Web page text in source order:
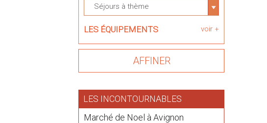
Séjours à thème
LES ÉQUIPEMENTS voir +
LES INCONTOURNABLES
Marché de Noel à Avignon